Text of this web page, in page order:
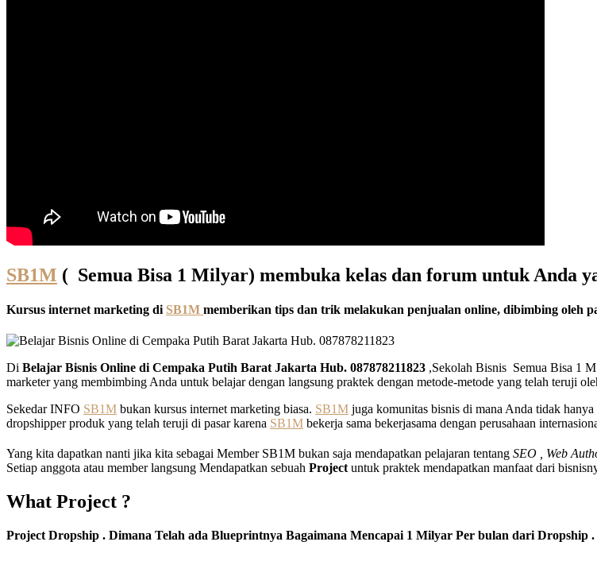
SB1M ( Semua Bisa 1 Milyar) membuka kelas dan forum untuk Anda
Kursus internet marketing di SB1M memberikan tips dan trik melakukan penjualan online, dibimbing oleh
Di Belajar Bisnis Online di Cempaka Putih Barat Jakarta Hub. 087878211823 ,Sekolah Bisnis Semua Bisa 1
marketer yang membimbing Anda untuk belajar dengan langsung praktek dengan metode-metode yang telah teruji
Sekedar INFO SB1M bukan kursus internet marketing biasa. SB1M juga komunitas bisnis di mana Anda tidak
dropshipper produk yang telah teruji di pasar karena SB1M bekerja sama bekerjasama dengan perusahaan
Yang kita dapatkan nanti jika kita sebagai Member SB1M bukan saja mendapatkan pelajaran tentang SEO , Web
Setiap anggota atau member langsung Mendapatkan sebuah Project untuk praktek mendapatkan manfaat dari
What Project ?
Project Dropship . Dimana Telah ada Blueprintnya Bagaimana Mencapai 1 Milyar Per bulan dari Dropship .